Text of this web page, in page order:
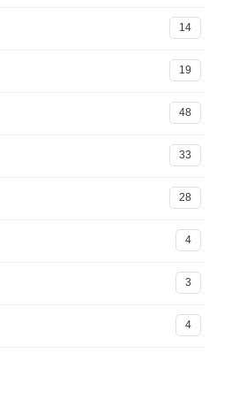
14
19
48
33
28
4
3
4